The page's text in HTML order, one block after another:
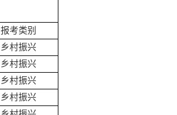
报考类别
乡村振兴
乡村振兴
乡村振兴
乡村振兴